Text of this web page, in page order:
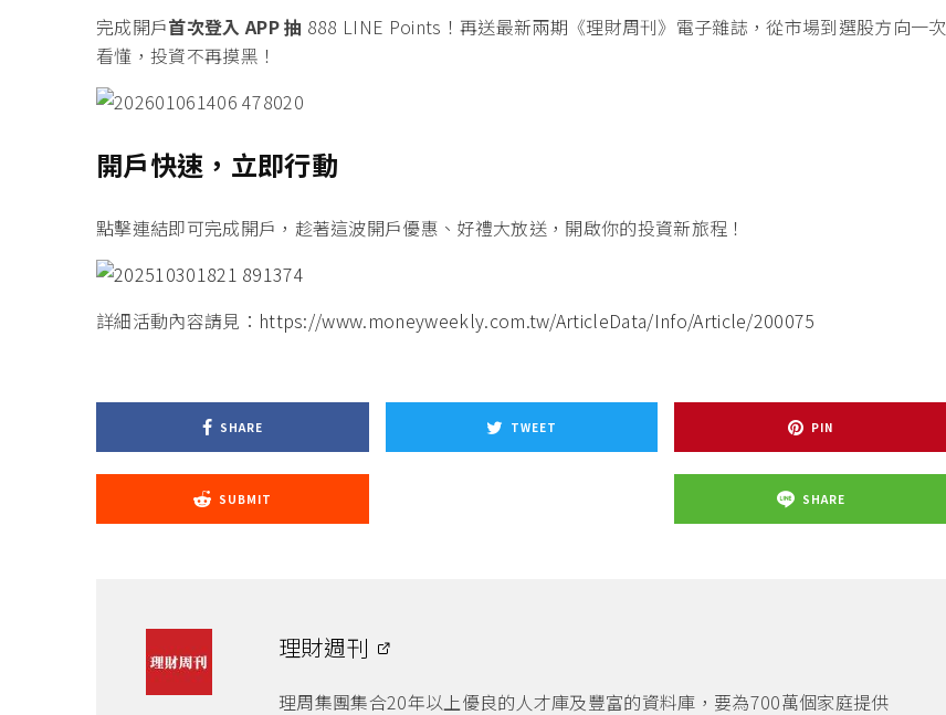
完成開戶首次登入 APP 抽 888 LINE Points！ 再送最新兩期《理財周刊》電子雜誌 ，從市場到選股方向一次
看懂，投資不再摸黑！
開戶快速，立即行動
點擊連結即可完成開戶 ，趁著這波開戶優惠、好禮大放送，開啟你的投資新旅程！
詳細活動內容請見： https://www.moneyweekly.com.tw/ArticleData/Info/Article/200075
SHARE TWEET PIN
SUBMIT SHARE
理財週刊
理周集團集合20年以上優良的人才庫及豐富的資料庫，要為700萬個家庭提供